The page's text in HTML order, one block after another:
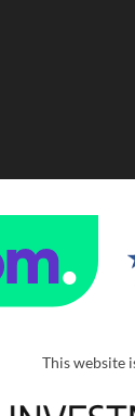
This website